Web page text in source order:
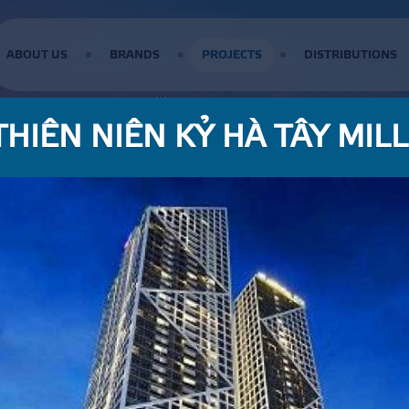
ABOUT US BRANDS PROJECTS DISTRIBUTIONS
NIÊN KỶ HÀ TÂY